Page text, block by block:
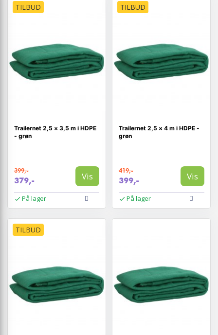
TILBUD
Trailernet 2,5 × 3,5 m i HDPE
- grøn
399,-
379,- Vis
På lager
TILBUD
Trailernet 2,5 × 4 m i HDPE -
grøn
419,-
399,- Vis
På lager
TILBUD